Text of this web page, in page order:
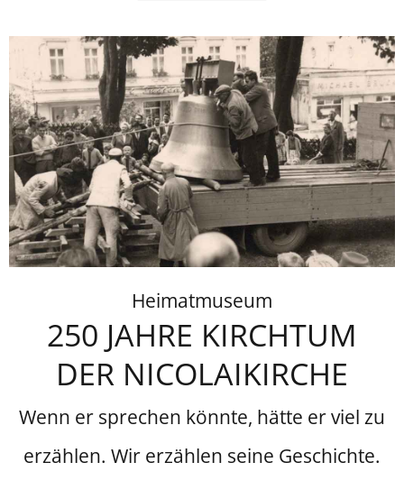
Heimatmuseum
250 JAHRE KIRCHTUM
DER NICOLAIKIRCHE
Wenn er sprechen könnte, hätte er viel zu
erzählen. Wir erzählen seine Geschichte.